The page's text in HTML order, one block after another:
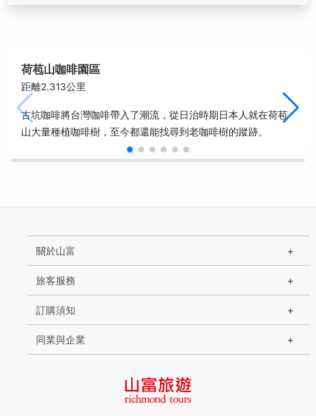
荷苞山咖啡園區
距離2.313公里
古坑咖啡將台灣咖啡帶入了潮流，從日治時期日本人就在荷苞
山大量種植咖啡樹，至今都還能找尋到老咖啡樹的蹤跡。
關於山富
旅客服務
訂購須知
同業與企業